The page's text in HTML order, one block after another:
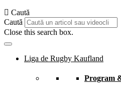
Caută
Caută
Close this search box.
Liga de Rugby Kaufland
Program